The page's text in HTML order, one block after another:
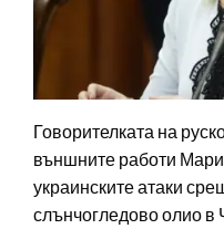
Говорителката на
външните работи
украинските атаки
слънчогледово олио